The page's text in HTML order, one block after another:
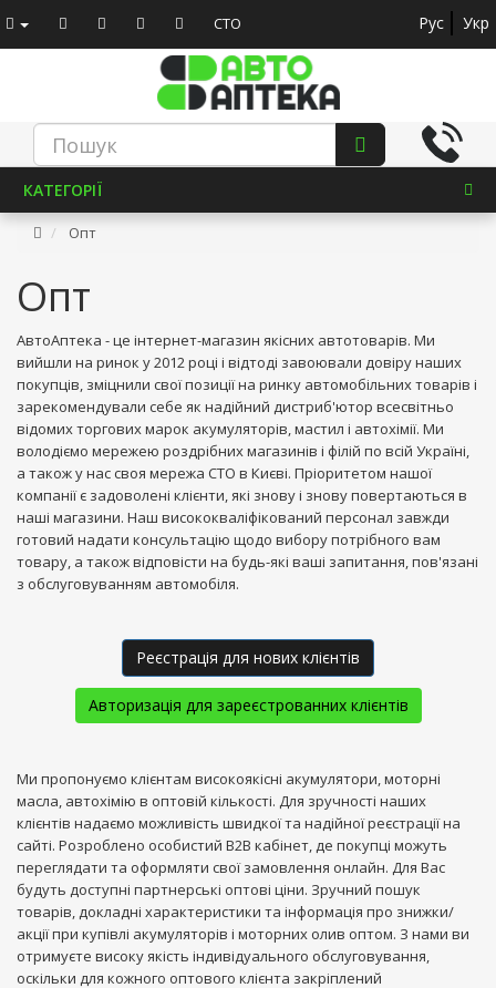
СТО Рус Укр
КАТЕГОРІЇ
Опт
Опт
АвтоАптека - це інтернет-магазин якісних автотоварів. Ми
вийшли на ринок у 2012 році і відтоді завоювали довіру наших
покупців, зміцнили свої позиції на ринку автомобільних товарів і
зарекомендували себе як надійний дистриб'ютор всесвітньо
відомих торгових марок акумуляторів, мастил і автохімії. Ми
володіємо мережею роздрібних магазинів і філій по всій Україні,
а також у нас своя мережа СТО в Києві. Пріоритетом нашої
компанії є задоволені клієнти, які знову і знову повертаються в
наші магазини. Наш висококваліфікований персонал завжди
готовий надати консультацію щодо вибору потрібного вам
товару, а також відповісти на будь-які ваші запитання, пов'язані
з обслуговуванням автомобіля.
Реєстрація для нових клієнтів
Авторизація для зареєстрованних клієнтів
Ми пропонуємо клієнтам високоякісні акумулятори, моторні
масла, автохімію в оптовій кількості. Для зручності наших
клієнтів надаємо можливість швидкої та надійної реєстрації на
сайті. Розроблено особистий B2B кабінет, де покупці можуть
переглядати та оформляти свої замовлення онлайн. Для Вас
будуть доступні партнерські оптові ціни. Зручний пошук
товарів, докладні характеристики та інформація про знижки/
акції при купівлі акумуляторів і моторних олив оптом. З нами ви
отримуєте високу якість індивідуального обслуговування,
оскільки для кожного оптового клієнта закріплений